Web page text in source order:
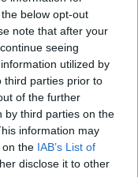
below opt-out
note that after your
seeing
utilized by
third parties prior to
of the further
by third parties on the
information may
on the IAB’s List of
disclose it to other
Αθήνας και
καθημερινές